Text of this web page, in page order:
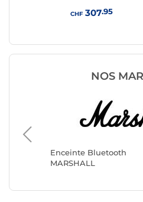
CHF307.95
NOS
Enceinte Bluetooth
MARSHALL